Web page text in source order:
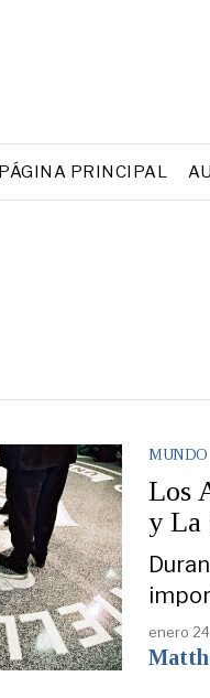
PÁGINA PRINCIPAL
MUNDO
Los
y La
enero